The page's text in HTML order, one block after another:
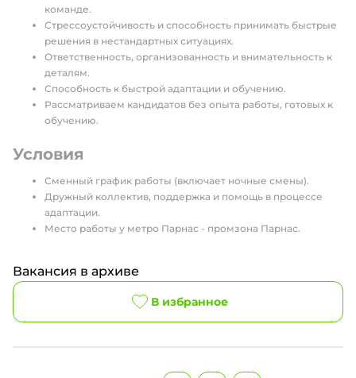
команде.
Стрессоустойчивость и способность принимать быстрые
решения в нестандартных ситуациях.
Ответственность, организованность и внимательность к
деталям.
Способность к быстрой адаптации и обучению.
Рассматриваем кандидатов без опыта работы, готовых к
обучению.
Условия
Сменный график работы (включает ночные смены).
Дружный коллектив, поддержка и помощь в процессе
адаптации.
Место работы у метро Парнас - промзона Парнас.
Вакансия в архиве
В избранное